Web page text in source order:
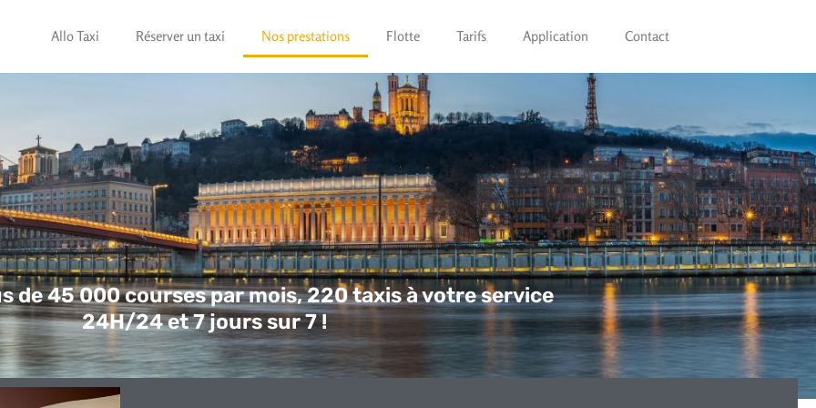
Allo Taxi Réserver un taxi Nos prestations Flotte Tarifs Application Contact
de 45 000 courses par mois, 220 taxis à votre service
24H/24 et 7 jours sur 7 !